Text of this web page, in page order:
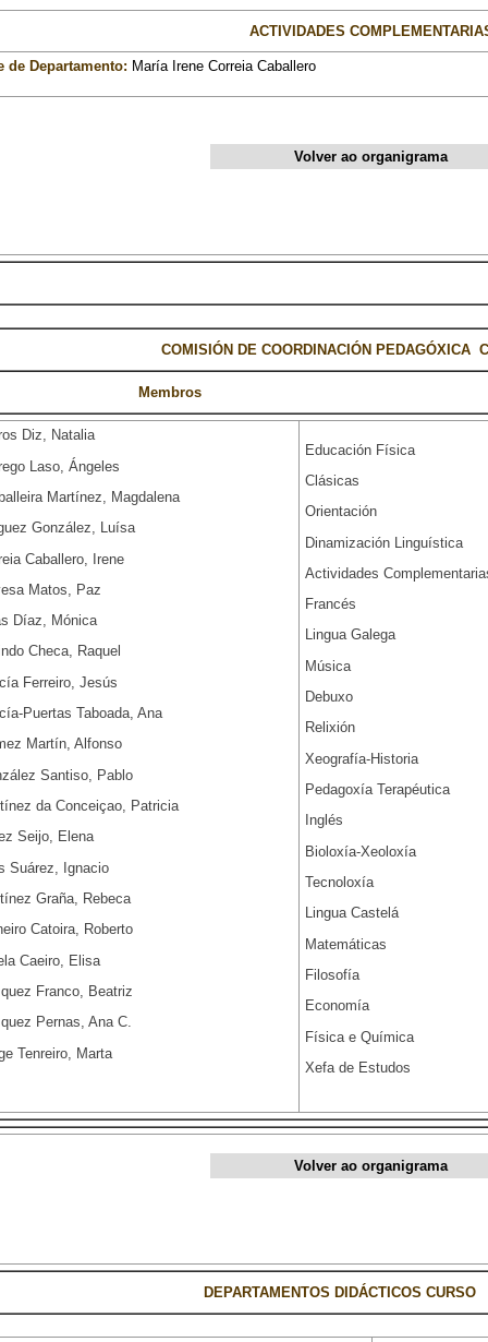
ACTIVIDADES
de Departamento: María Irene Correia Caballero
Volver ao organigrama
COMISIÓN DE COORDINACIÓN PEDAGÓXICA
Membros
Diz, Natalia
Laso, Ángeles
Martínez, Magdalena
González, Luísa
Caballero, Irene
Matos, Paz
Díaz, Mónica
Checa, Raquel
Ferreiro, Jesús
Puertas Taboada, Ana
Martín, Alfonso
Santiso, Pablo
da Conceiçao, Patricia
Seijo, Elena
Suárez, Ignacio
Graña, Rebeca
Catoira, Roberto
Caeiro, Elisa
Franco, Beatriz
Pernas, Ana C.
Tenreiro, Marta
Educación Física
Clásicas
Orientación
Dinamización Linguística
Actividades
Francés
Lingua Galega
Música
Debuxo
Relixión
Xeografía-Historia
Pedagoxía Terapéutica
Inglés
Bioloxía-Xeoloxía
Tecnoloxía
Lingua Castelá
Matemáticas
Filosofía
Economía
Física e Química
Xefa de Estudos
Volver ao organigrama
DEPARTAMENTOS DIDÁCTICOS CURSO